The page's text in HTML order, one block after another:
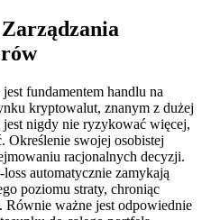
fundamentem handlu na
kryptowalut, znanym z dużej
jest nigdy nie ryzykować więcej,
Określenie swojej osobistej
racjonalnych decyzji.
automatycznie zamykają
poziomu straty, chroniąc
Równie ważne jest odpowiednie